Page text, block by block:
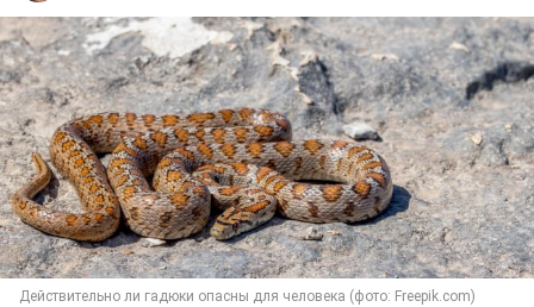
Действительно ли гадюки опасны для человека (фото: Freepik.com)